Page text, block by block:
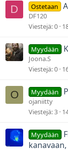
D Ostetaan
DF120
Viestejä 0
Myydään
Joona.S
Viestejä 0
O Myydään
ojaniitty
Viestejä 3
Myydään